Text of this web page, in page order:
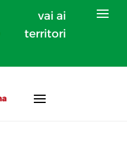
vai ai
territori